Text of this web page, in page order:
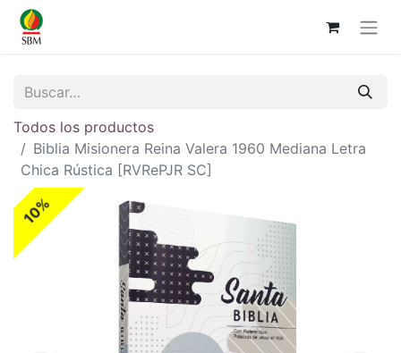
Todos los productos
Biblia Misionera Reina Valera 1960 Mediana Letra
Chica Rústica [RVRePJR SC]
10%